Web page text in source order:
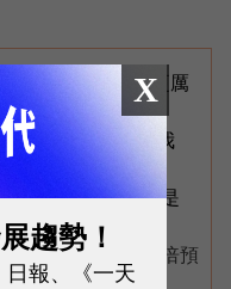
蔡篤昌：還會有更厲
都搬上樓？
援金通過了嗎？我
的發電機」SOFC是
池都它的局
府如何編列中央3倍預
X
趨勢！
報、《一天